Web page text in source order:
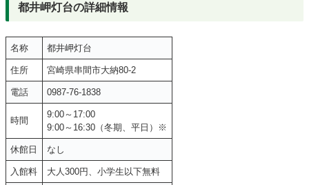
都井岬灯台の詳細情報
名称 都井岬灯台
住所 宮崎県串間市大納80-2
電話 0987-76-1838
時間
9:00～17:00
9:00～16:30（冬期、平日）※
休館日 なし
入館料 大人300円、小学生以下無料